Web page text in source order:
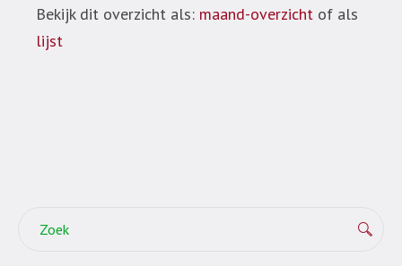
Bekijk dit overzicht als: maand-overzicht of als
lijst